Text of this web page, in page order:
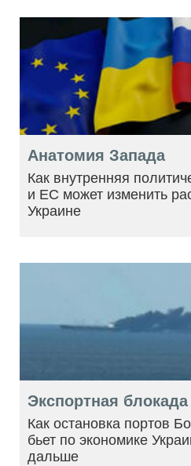
Анатомия Запада
Как внутренняя
и ЕС может изменить
Украине
Экспортная блокада
Как остановка портов
бьет по экономике
дальше